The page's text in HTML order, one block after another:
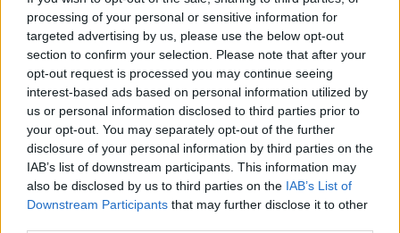
processing of your personal or sensitive information for
targeted advertising by us, please use the below opt-out
section to confirm your selection. Please note that after your
opt-out request is processed you may continue seeing
interest-based ads based on personal information utilized by
us or personal information disclosed to third parties prior to
your opt-out. You may separately opt-out of the further
disclosure of your personal information by third parties on the
IAB’s list of downstream participants. This information may
also be disclosed by us to third parties on the IAB’s List of
Downstream Participants that may further disclose it to other
Respiratore pieno facciale 3M 6900 taglia grande(L)
148,80 €
Respiratore pieno facciale 3M 6900 taglia grande (L)